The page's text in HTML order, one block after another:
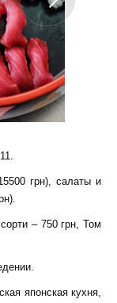
грн), салаты и
– 750 грн, Том
японская кухня,